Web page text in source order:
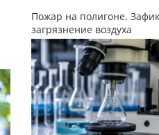
Пожар на полигоне.
загрязнение воздуха